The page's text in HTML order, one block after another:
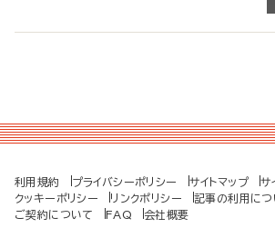
利用規約 プライバシーポリシー サイトマップ
サ
クッキーポリシー
リンクポリシー 記事の利用につ
ご契約について
FAQ 会社概要